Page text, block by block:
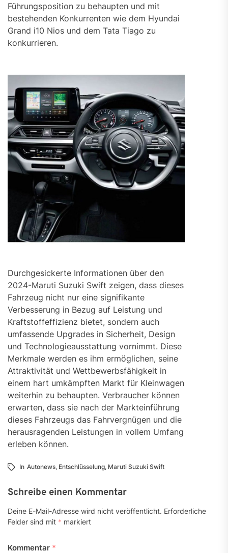
Führungsposition zu behaupten und mit
bestehenden Konkurrenten wie dem Hyundai
Grand i10 Nios und dem Tata Tiago zu
konkurrieren.
Durchgesickerte Informationen über den
2024-Maruti Suzuki Swift zeigen, dass dieses
Fahrzeug nicht nur eine signifikante
Verbesserung in Bezug auf Leistung und
Kraftstoffeffizienz bietet, sondern auch
umfassende Upgrades in Sicherheit, Design
und Technologieausstattung vornimmt. Diese
Merkmale werden es ihm ermöglichen, seine
Attraktivität und Wettbewerbsfähigkeit in
einem hart umkämpften Markt für Kleinwagen
weiterhin zu behaupten. Verbraucher können
erwarten, dass sie nach der Markteinführung
dieses Fahrzeugs das Fahrvergnügen und die
herausragenden Leistungen in vollem Umfang
erleben können.
In Autonews, Entschlüsselung, Maruti Suzuki Swift
Schreibe einen Kommentar
Deine E-Mail-Adresse wird nicht veröffentlicht. Erforderliche
Felder sind mit * markiert
Kommentar *